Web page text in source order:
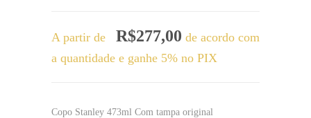
A partir de R$277,00 de acordo com
a quantidade e ganhe 5% no PIX
Copo Stanley 473ml Com tampa original